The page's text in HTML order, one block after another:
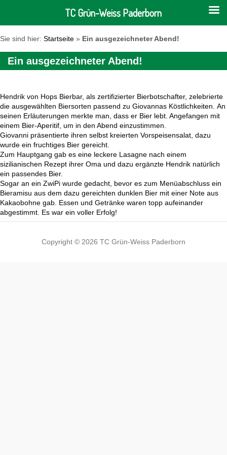
Sie sind hier: Startseite » Ein ausgezeichneter Abend!
Ein ausgezeichneter Abend!
Hendrik von Hops Bierbar, als zertifizierter Bierbotschafter, zelebrierte
die ausgewählten Biersorten passend zu Giovannas Köstlichkeiten. An
seinen Erläuterungen merkte man, dass er Bier lebt. Angefangen mit
einem Bier-Aperitif, um in den Abend einzustimmen.
Giovanni präsentierte ihren selbst kreierten Vorspeisensalat, dazu
wurde ein fruchtiges Bier gereicht.
Zum Hauptgang gab es eine leckere Lasagne nach einem
sizilianischen Rezept ihrer Oma und dazu ergänzte Hendrik natürlich
ein passendes Bier.
Sogar an ein ZwiPi wurde gedacht, bevor es zum Menüabschluss ein
Bieramisu aus dem dazu gereichten dunklen Bier mit einer Note aus
Kakaobohne gab. Essen und Getränke waren topp aufeinander
abgestimmt. Es war ein voller Erfolg!
Copyright © 2026 TC Grün-Weiss Paderborn
TC Grün-Weiss Paderborn